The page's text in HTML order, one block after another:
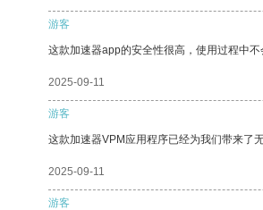
游客
这款加速器app的安全性很高，使用过程中不
2025-09-11
游客
这款加速器VPM应用程序已经为我们带来了
2025-09-11
游客